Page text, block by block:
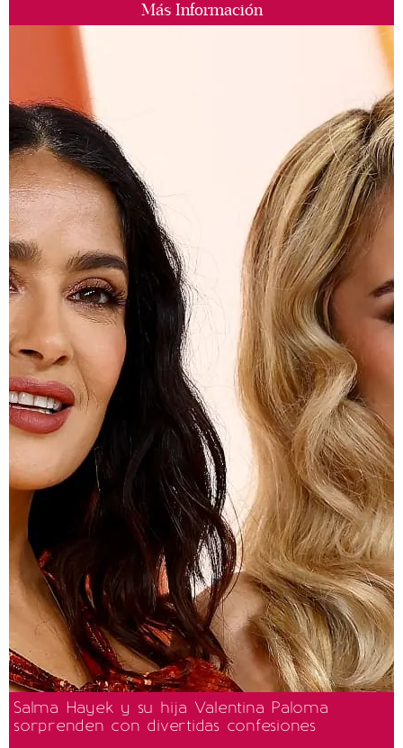
Más Información
Salma Hayek y su hija Valentina Paloma
sorprenden con divertidas confesiones